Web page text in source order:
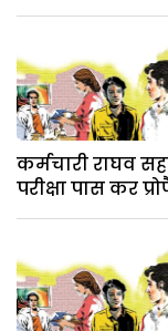
कर्मचारी राघव
परीक्षा पास कर